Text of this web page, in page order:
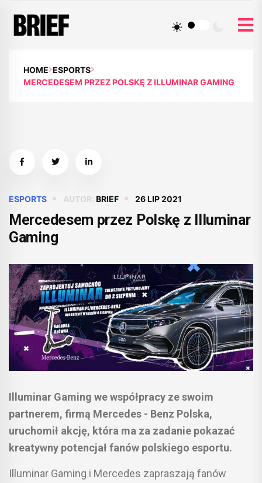
HOME ESPORTS
MERCEDESEM PRZEZ POLSKĘ Z ILLUMINAR GAMING
ESPORTS AUTOR: BRIEF 26 LIP 2021
Mercedesem przez Polskę z Illuminar
Gaming
Illuminar Gaming we współpracy ze swoim
partnerem, firmą Mercedes - Benz Polska,
uruchomił akcję, która ma za zadanie pokazać
kreatywny potencjał fanów polskiego esportu.
Illuminar Gaming i Mercedes zapraszają fanów